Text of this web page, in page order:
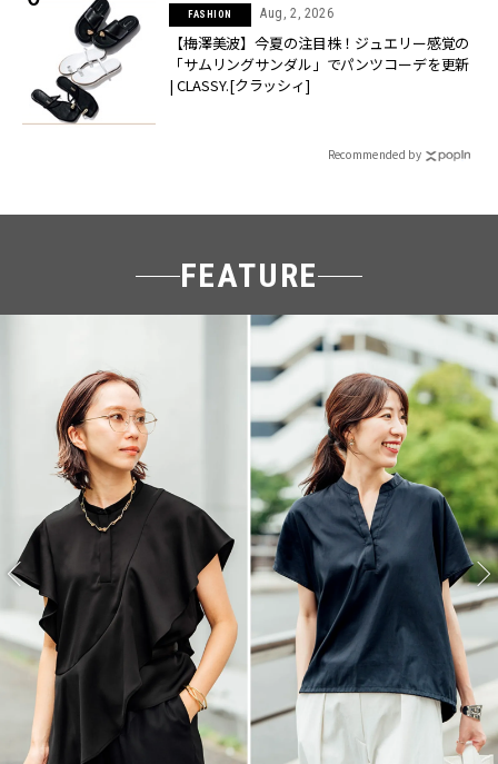
FASHION Aug, 2, 2026
【梅澤美波】今夏の注目株！ジュエリー感覚の
「サムリングサンダル」でパンツコーデを更新
| CLASSY.[クラッシィ]
Recommended by
FEATURE